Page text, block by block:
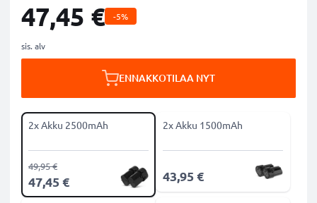
47,45 € -5%
sis. alv
ENNAKKOTILAA NYT
2x Akku 2500mAh
47,45 €
49,95 €
2x Akku 1500mAh
43,95 €